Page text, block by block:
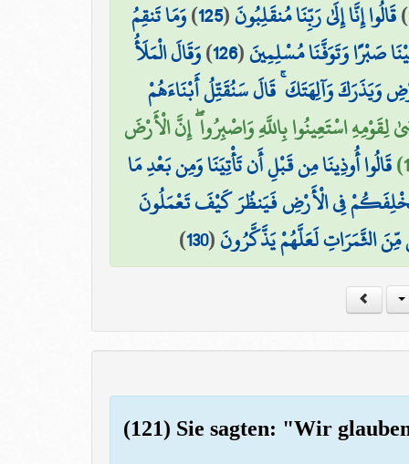
)قَالُوا إِنَّا إِلَىٰ رَبِّنَا مُنقَلِبُونَ(
125
)وَمَا تَنقِمُ
صَبْرًا وَتَوَفَّنَا مُسْلِمِينَ(
126
)وَقَالَ الْمَلَأُ
وَيَذَرَكَ وَآلِهَتَكَ ۚ قَالَ سَنُقَتِّلُ أَبْنَاءَهُمْ
لِقَوْمِهِ اسْتَعِينُوا بِاللَّهِ وَاصْبِرُوا ۖ إِنَّ الْأَرْضَ
قَالُوا أُوذِينَا مِن قَبْلِ أَن تَأْتِيَنَا وَمِن بَعْدِ مَا
فِي الْأَرْضِ فَيَنظُرَ كَيْفَ تَعْمَلُونَ
الثَّمَرَاتِ لَعَلَّهُمْ يَذَّكَّرُونَ(
130
)
(121) Sie sagten: "Wir